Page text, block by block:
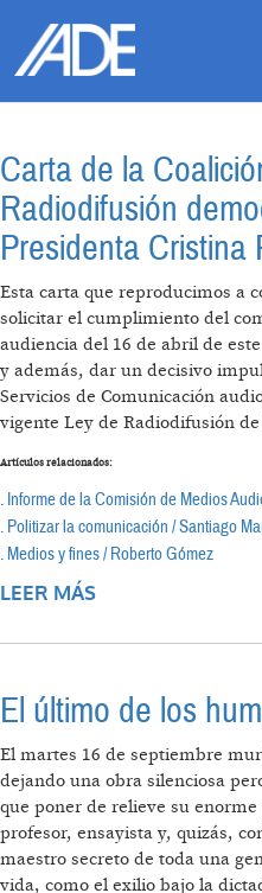
Carta de la
Radiodifusión
Presidenta Cristina
Esta carta que reproducimos a
solicitar el cumplimiento del
audiencia del 16 de abril de
y además, dar un decisivo
Servicios de Comunicación
vigente Ley de Radiodifusión
Artículos relacionados:
. Informe de la Comisión de Medios
. Politizar la comunicación / Santiago
. Medios y fines / Roberto Gómez
LEER MÁS
PRESIDENTA
El último de los
El martes 16 de septiembre
dejando una obra silenciosa
que poner de relieve su
profesor, ensayista y, quizás,
maestro secreto de toda una
vida, como el exilio bajo la